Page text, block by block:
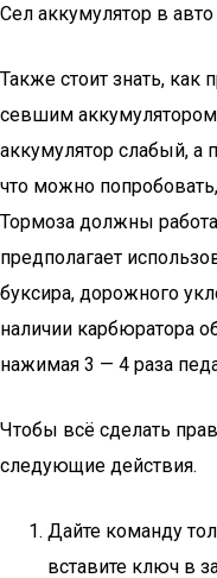
Сел аккумулятор в
Также стоит знать, как
севшим
аккумулятор слабый, а
что можно
Тормоза должны
предполагает
буксира, дорожного
наличии карбюратора
нажимая 3 — 4 раза
Чтобы всё сделать
следующие действия.
Дайте команду
вставите ключ в